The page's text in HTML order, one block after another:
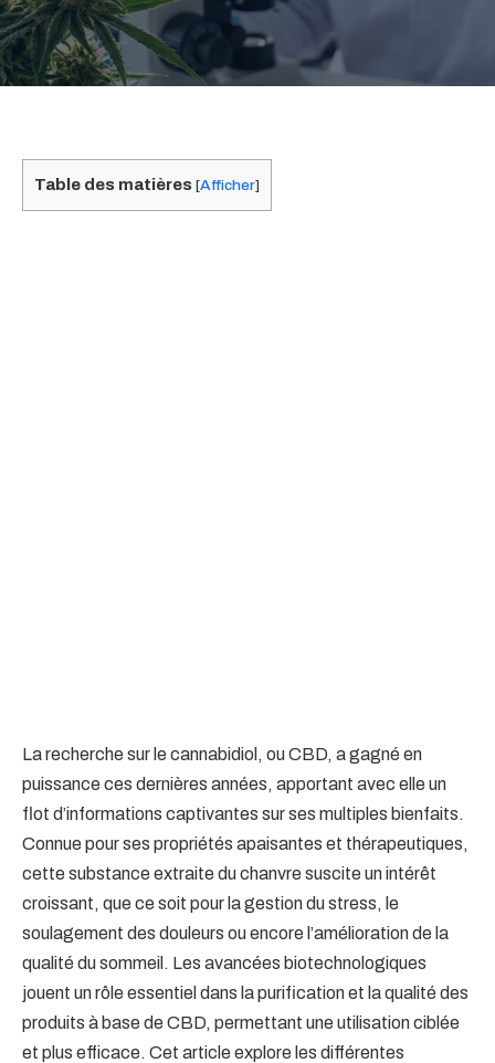
Table des matières [Afficher]
La recherche sur le cannabidiol, ou CBD, a gagné en
puissance ces dernières années, apportant avec elle un
flot d’informations captivantes sur ses multiples bienfaits.
Connue pour ses propriétés apaisantes et thérapeutiques,
cette substance extraite du chanvre suscite un intérêt
croissant, que ce soit pour la gestion du stress, le
soulagement des douleurs ou encore l’amélioration de la
qualité du sommeil. Les avancées biotechnologiques
jouent un rôle essentiel dans la purification et la qualité des
produits à base de CBD, permettant une utilisation ciblée
et plus efficace. Cet article explore les différentes